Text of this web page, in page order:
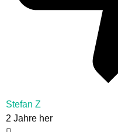
Stefan Z
2 Jahre her